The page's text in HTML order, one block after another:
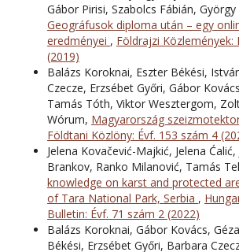
Gábor Pirisi, Szabolcs Fábián, György
Geográfusok diploma után – egy
eredményei , Földrajzi Közlemények:
(2019)
Balázs Koroknai, Eszter Békési,
Czecze, Erzsébet Győri, Gábor
Tamás Tóth, Viktor Wesztergom,
Wórum, Magyarország
Földtani Közlöny: Évf. 153 szám 4
Jelena Kovačević-Majkić, Jelena
Brankov, Ranko Milanović, Tamás
knowledge on karst and protected
of Tara National Park, Serbia ,
Bulletin: Évf. 71 szám 2 (2022)
Balázs Koroknai, Gábor Kovács,
Békési, Erzsébet Győri, Barbara